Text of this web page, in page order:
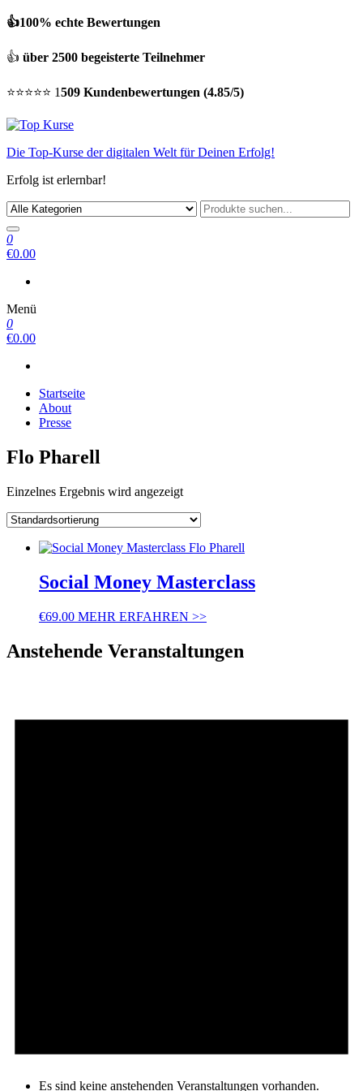
👍100% echte Bewertungen
👍 über 2500 begeisterte Teilnehmer
⭐⭐⭐⭐⭐ 1509 Kundenbewertungen (4.85/5)
Die Top-Kurse der digitalen Welt für Deinen Erfolg!
Erfolg ist erlernbar!
0
€0.00
Menü
0
€0.00
Startseite
About
Presse
Flo Pharell
Einzelnes Ergebnis wird angezeigt
Social Money Masterclass
€69.00 MEHR ERFAHREN >>
Anstehende Veranstaltungen
Es sind keine anstehenden Veranstaltungen vorhanden.